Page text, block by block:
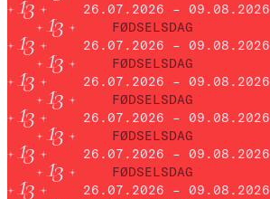
26.07.2026 – 09.08.2026
FØDSELSDAG
26.07.2026 – 09.08.2026
FØDSELSDAG
26.07.2026 – 09.08.2026
FØDSELSDAG
26.07.2026 – 09.08.2026
FØDSELSDAG
26.07.2026 – 09.08.2026
FØDSELSDAG
26.07.2026 – 09.08.2026